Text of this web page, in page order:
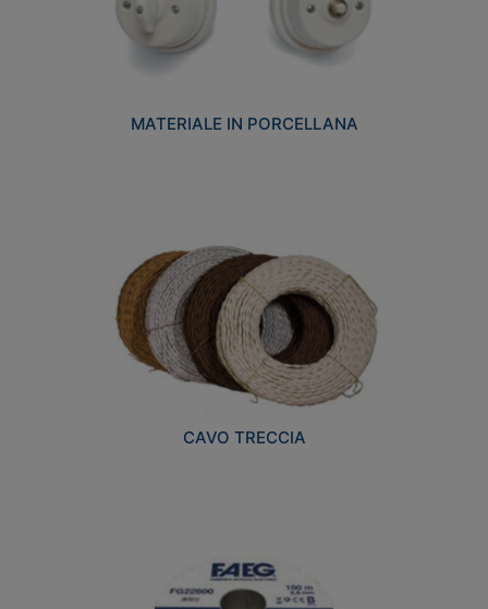
MATERIALE IN PORCELLANA
CAVO TRECCIA